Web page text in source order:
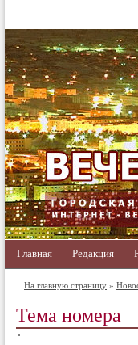
Главная Редакция
На главную страницу »
Тема номера